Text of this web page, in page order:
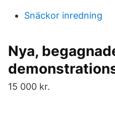
Snäckor inredning
Nya,
15 000 kr.